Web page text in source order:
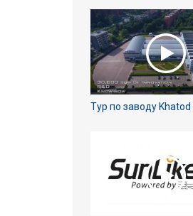
Тур по заводу Khatod